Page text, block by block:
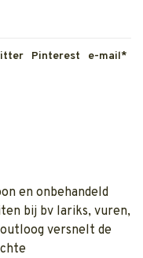
Pinterest e-mail*
en onbehandeld
bij bv lariks, vuren,
versnelt de